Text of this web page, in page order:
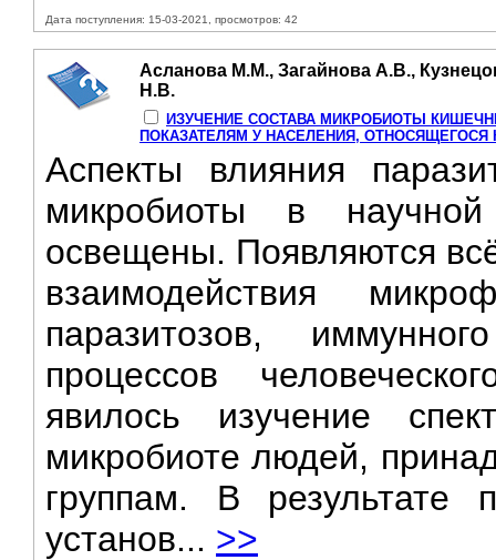
Дата поступления: 15-03-2021, просмотров: 42
Асланова М.М., Загайнова А.В.,
Н.В.
ИЗУЧЕНИЕ СОСТАВА МИКРОБИОТЫ
ПОКАЗАТЕЛЯМ У НАСЕЛЕНИЯ, ОТНОСЯЩЕГОСЯ
Аспекты влияния
микробиоты в
освещены. Появляются
взаимодействия
паразитозов,
процессов
явилось изучение
микробиоте людей,
группам. В результате
установ... >>